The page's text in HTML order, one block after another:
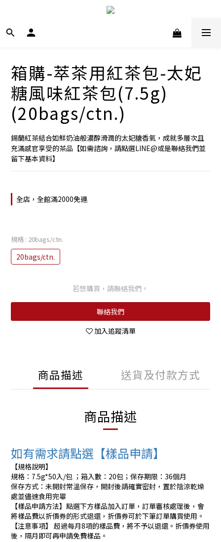
箱購-萃茶用紅茶包-太妃
糖風味紅茶包(7.5g)
(20bags/ctn.)
錫蘭紅茶結合如鮮奶油般濃醇滑潤的太妃糖香氣，成就多層次且
充滿感官享受的茶品【如需諮詢，請點選LINE@或是聯絡我們並
留下基本資料】
全店，全館滿2000免運
規格 : 20bags/ctn.
20bags/ctn.
若想購買，請聯絡我們。
聯絡我們
加入追蹤清單
商品描述 送貨及付款方式
商品描述
如有需求請點選【樣品申請】
【規格說明】
規格：7.5g*50入/包 ；箱入數：20包；保存期限：36個月
保存方式：未開封常溫保存，開封後請確實密封，置於陰涼乾燥
處並儘速食用完畢
【樣品申請方法】點選下方樣品加入訂單，訂單審核處理後，會
將樣品費以折價券的形式退還，折價券可於下筆訂單購買使用。
【注意事項】 超過每月8項的樣品費，將不予以退還。折價券使用
後，隔月即可再申請免費樣品。